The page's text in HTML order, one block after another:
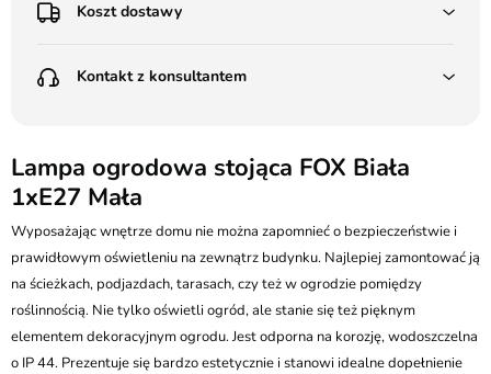
Koszt dostawy
Poczta Polska Kurier 48H - 11 zł
(od 1000 zł dla gabarytów, nie dotyczy produktów 3m)
Pobranie:
Poczta Polska Kurier 48H - 16 zł
Kurier GLS - 20 zł
Przesyłka Gabarytowa - 35 zł
Kontakt z konsultantem
Batalionów Chłopskich 12, 94-058 Łódź
506 336 320
kontakt@ledstyl.pl
Lampa ogrodowa stojąca FOX Biała
1xE27 Mała
Wyposażając wnętrze domu nie można zapomnieć o bezpieczeństwie i
prawidłowym oświetleniu na zewnątrz budynku. Najlepiej zamontować ją
na ścieżkach, podjazdach, tarasach, czy też w ogrodzie pomiędzy
roślinnością. Nie tylko oświetli ogród, ale stanie się też pięknym
elementem dekoracyjnym ogrodu. Jest odporna na korozję, wodoszczelna
o IP 44. Prezentuje się bardzo estetycznie i stanowi idealne dopełnienie